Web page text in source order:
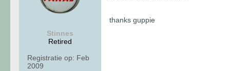
Stinnes
Retired
Registratie op: Feb
2009
thanks guppie